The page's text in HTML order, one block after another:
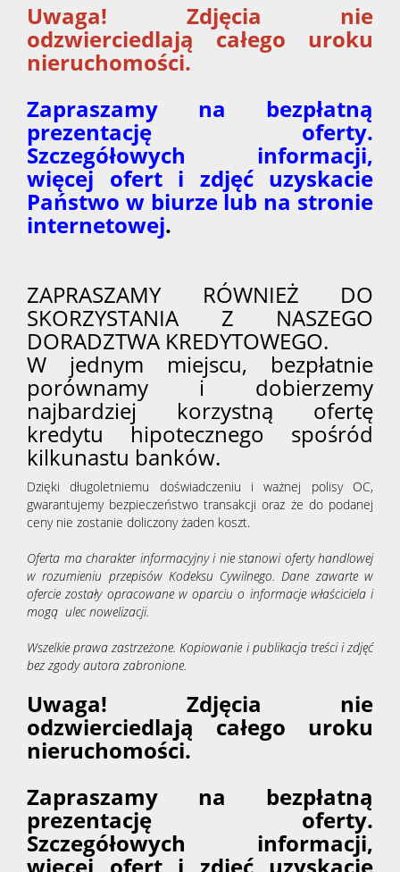
Uwaga! Zdjęcia nie
odzwierciedlają całego uroku
nieruchomości.
Zapraszamy na bezpłatną
prezentację oferty.
Szczegółowych informacji,
więcej ofert i zdjęć uzyskacie
Państwo w biurze lub na stronie
internetowej.
ZAPRASZAMY RÓWNIEŻ DO
SKORZYSTANIA Z NASZEGO
DORADZTWA KREDYTOWEGO.
W jednym miejscu, bezpłatnie
porównamy i dobierzemy
najbardziej korzystną ofertę
kredytu hipotecznego spośród
kilkunastu banków.
Dzięki długoletniemu doświadczeniu i ważnej polisy OC,
gwarantujemy bezpieczeństwo transakcji oraz że do podanej
ceny nie zostanie doliczony żaden koszt.
Oferta ma charakter informacyjny i nie stanowi oferty handlowej
w rozumieniu przepisów Kodeksu Cywilnego. Dane zawarte w
ofercie zostały opracowane w oparciu o informacje właściciela i
mogą ulec nowelizacji.
Wszelkie prawa zastrzeżone. Kopiowanie i publikacja treści i zdjęć
bez zgody autora zabronione.
Uwaga! Zdjęcia nie
odzwierciedlają całego uroku
nieruchomości.
Zapraszamy na bezpłatną
prezentację oferty.
Szczegółowych informacji,